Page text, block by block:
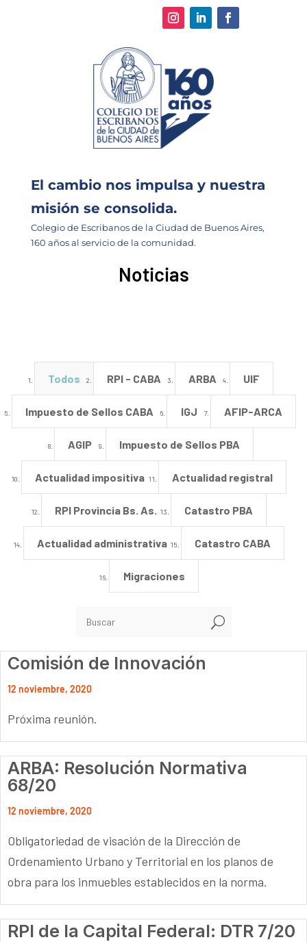
El cambio nos impulsa y nuestra
misión se consolida.
Colegio de Escribanos de la Ciudad de Buenos Aires,
160 años al servicio de la comunidad.
Noticias
Todos RPI - CABA ARBA UIF
Impuesto de Sellos CABA IGJ AFIP-ARCA
AGIP Impuesto de Sellos PBA
Actualidad impositiva Actualidad registral
RPI Provincia Bs. As. Catastro PBA
Actualidad administrativa Catastro CABA
Migraciones
U
Comisión de Innovación
12 noviembre, 2020
Próxima reunión.
ARBA: Resolución Normativa
68/20
12 noviembre, 2020
Obligatoriedad de visación de la Dirección de
Ordenamiento Urbano y Territorial en los planos de
obra para los inmuebles establecidos en la norma.
RPI de la Capital Federal: DTR 7/20